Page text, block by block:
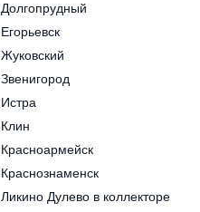
Долгопрудный
Егорьевск
Жуковский
Звенигород
Истра
Клин
Красноармейск
Краснознаменск
Ликино Дулево в коллекторе